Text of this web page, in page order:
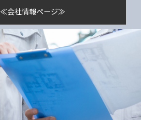
≪会社情報ページ≫